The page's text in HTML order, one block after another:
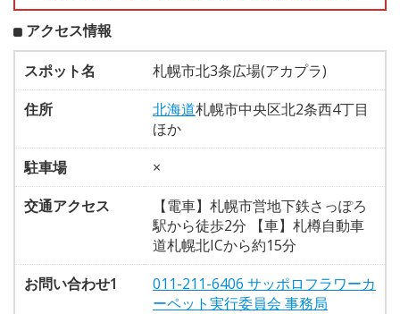
アクセス情報
スポット名
札幌市北3条広場(アカプラ)
住所
北海道札幌市中央区北2条西4丁目
ほか
駐車場
×
交通アクセス
【電車】札幌市営地下鉄さっぽろ
駅から徒歩2分 【車】札樽自動車
道札幌北ICから約15分
お問い合わせ1
011-211-6406 サッポロフラワーカ
ーペット実行委員会 事務局